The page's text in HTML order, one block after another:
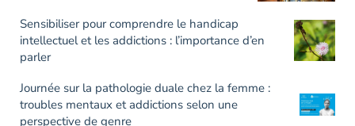
Sensibiliser pour comprendre le handicap
intellectuel et les addictions : l’importance d’en
parler
Journée sur la pathologie duale chez la femme :
troubles mentaux et addictions selon une
perspective de genre